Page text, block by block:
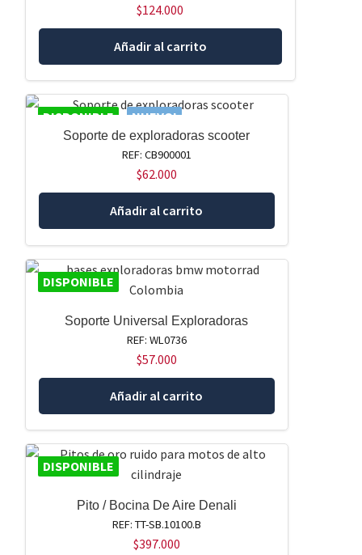
$124.000
Añadir al carrito
DISPONIBLE NUEVO!
Soporte de exploradoras scooter
REF: CB900001
$62.000
Añadir al carrito
DISPONIBLE
Soporte Universal Exploradoras
REF: WL0736
$57.000
Añadir al carrito
DISPONIBLE
Pito / Bocina De Aire Denali
REF: TT-SB.10100.B
$397.000